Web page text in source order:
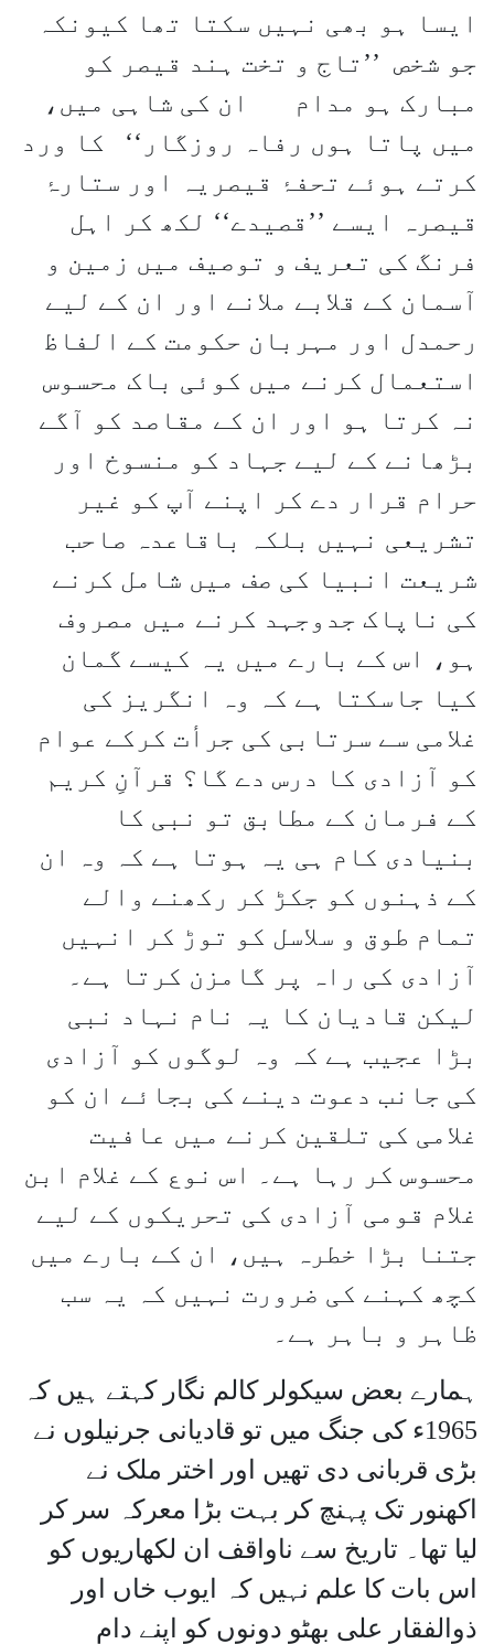
ایسا ہو بھی نہیں سکتا تھا کیونکہ
جو شخص ’’تاج و تخت ہند قیصر کو
مبارک ہو مدام ان کی شاہی میں،
میں پاتا ہوں رفاہ روزگار‘‘ کا ورد
کرتے ہوئے تحفۂ قیصریہ اور ستارۂ
قیصرہ ایسے ’’قصیدے‘‘ لکھ کر اہل
فرنگ کی تعریف و توصیف میں زمین و
آسمان کے قلابے ملانے اور ان کے لیے
رحمدل اور مہربان حکومت کے الفاظ
استعمال کرنے میں کوئی باک محسوس
نہ کرتا ہو اور ان کے مقاصد کو آگے
بڑھانے کے لیے جہاد کو منسوخ اور
حرام قرار دے کر اپنے آپ کو غیر
تشریعی نہیں بلکہ باقاعدہ صاحب
شریعت انبیا کی صف میں شامل کرنے
کی ناپاک جدوجہد کرنے میں مصروف
ہو، اس کے بارے میں یہ کیسے گمان
کیا جاسکتا ہے کہ وہ انگریز کی
غلامی سے سرتابی کی جرأت کرکے عوام
کو آزادی کا درس دے گا؟ قرآنِ کریم
کے فرمان کے مطابق تو نبی کا
بنیادی کام ہی یہ ہوتا ہے کہ وہ ان
کے ذہنوں کو جکڑ کر رکھنے والے
تمام طوق و سلاسل کو توڑ کر انہیں
آزادی کی راہ پر گامزن کرتا ہے۔
لیکن قادیان کا یہ نام نہاد نبی
بڑا عجیب ہے کہ وہ لوگوں کو آزادی
کی جانب دعوت دینے کی بجائے ان کو
غلامی کی تلقین کرنے میں عافیت
محسوس کر رہا ہے۔ اس نوع کے غلام ابن
غلام قومی آزادی کی تحریکوں کے لیے
جتنا بڑا خطرہ ہیں، ان کے بارے میں
کچھ کہنے کی ضرورت نہیں کہ یہ سب
ظاہر و باہر ہے۔
ہمارے بعض سیکولر کالم نگار کہتے ہیں کہ
1965ء کی جنگ میں تو قادیانی جرنیلوں نے
بڑی قربانی دی تھیں اور اختر ملک نے
اکھنور تک پہنچ کر بہت بڑا معرکہ سر کر
لیا تھا۔ تاریخ سے ناواقف ان لکھاریوں کو
اس بات کا علم نہیں کہ ایوب خاں اور
ذوالفقار علی بھٹو دونوں کو اپنے دام